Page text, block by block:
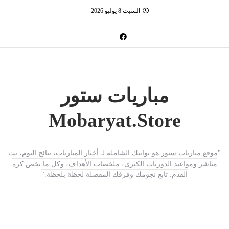
السبت 8 يوليو 2026
مباريات ستور
Mobaryat.Store
"موقع مباريات ستور هو بوابتك الشاملة لـ أخبار المباريات، نتائج اليوم، بث
مباشر ومواعيد الدوريات الكبرى، ملخصات الأهداف، وكل ما يخص كرة
القدم. تابع نجومك وفرقك المفضلة لحظة بلحظة."